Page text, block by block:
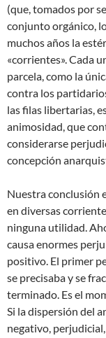
(que, tomados por
conjunto orgánico,
muchos años la
«corrientes». Cada
parcela, como la
contra los
las filas libertarias,
animosidad, que
considerarse
concepción
Nuestra conclusión
en diversas
ninguna utilidad.
causa enormes
positivo. El primer
se precisaba y se
terminado. Es el
Si la dispersión del
negativo,